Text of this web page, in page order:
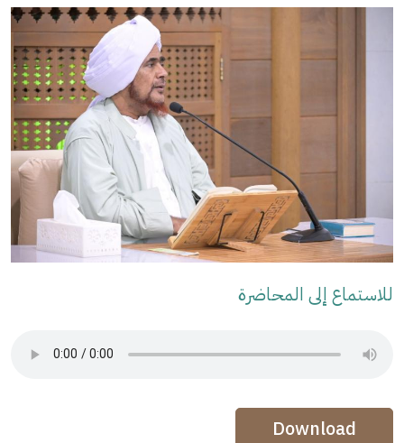
للاستماع إلى المحاضرة
Audio Stream
Audio Stream
Download